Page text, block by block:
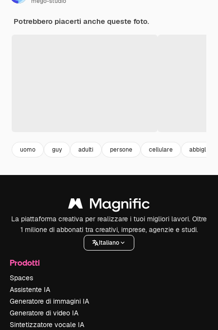
Potrebbero piacerti anche queste foto.
uomo guy adulti persone cellulare
La piattaforma creativa per realizzare i tuoi migliori lavori. Oltre
1 milione di abbonati tra creativi, imprese, agenzie e studi.
Italiano
Prodotti
Spaces
Assistente IA
Generatore di immagini IA
Generatore di video IA
Sintetizzatore vocale IA